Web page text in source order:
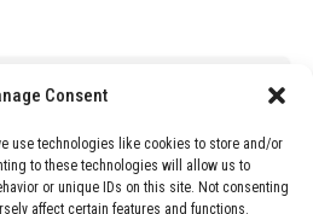
Consent
use technologies like cookies to store and/or
to these technologies will allow us to
or unique IDs on this site. Not consenting
affect certain features and functions.